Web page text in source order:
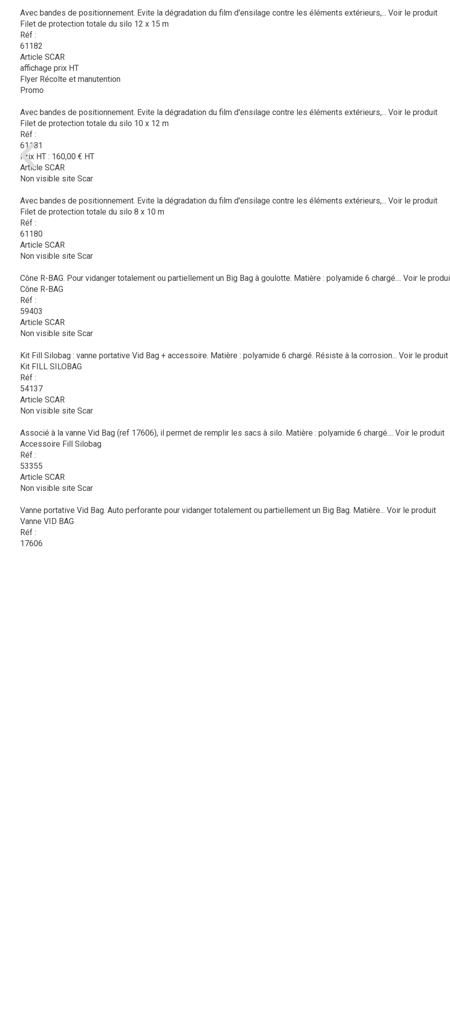
Avec bandes de positionnement. Evite la dégradation du film d'ensilage contre les éléments extérieurs,... Voir le produit
Filet de protection totale du silo 12 x 15 m
Réf :
61182
Article SCAR
affichage prix HT
Flyer Récolte et manutention
Promo
Avec bandes de positionnement. Evite la dégradation du film d'ensilage contre les éléments extérieurs,... Voir le produit
Filet de protection totale du silo 10 x 12 m
Réf :
61181
Prix HT : 160,00 € HT
Article SCAR
Non visible site Scar
Avec bandes de positionnement. Evite la dégradation du film d'ensilage contre les éléments extérieurs,... Voir le produit
Filet de protection totale du silo 8 x 10 m
Réf :
61180
Article SCAR
Non visible site Scar
Cône R-BAG. Pour vidanger totalement ou partiellement un Big Bag à goulotte. Matière : polyamide 6 chargé.... Voir le
Cône R-BAG
Réf :
59403
Article SCAR
Non visible site Scar
Kit Fill Silobag : vanne portative Vid Bag + accessoire. Matière : polyamide 6 chargé. Résiste à la corrosion... Voir le produit
Kit FILL SILOBAG
Réf :
54137
Article SCAR
Non visible site Scar
Associé à la vanne Vid Bag (ref 17606), il permet de remplir les sacs à silo. Matière : polyamide 6 chargé.... Voir le produit
Accessoire Fill Silobag
Réf :
53355
Article SCAR
Non visible site Scar
Vanne portative Vid Bag. Auto perforante pour vidanger totalement ou partiellement un Big Bag. Matière... Voir le produit
Vanne VID BAG
Réf :
17606